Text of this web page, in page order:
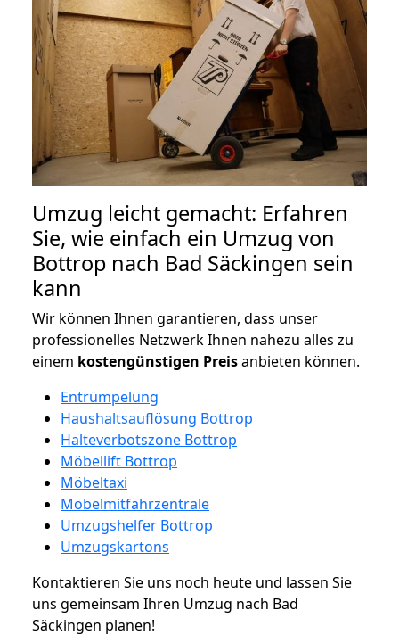
Umzug leicht gemacht: Erfahren
Sie, wie einfach ein Umzug von
Bottrop nach Bad Säckingen sein
kann
Wir können Ihnen garantieren, dass unser
professionelles Netzwerk Ihnen nahezu alles zu
einem kostengünstigen Preisanbieten können.
Entrümpelung
Haushaltsauflösung Bottrop
Halteverbotszone Bottrop
Möbellift Bottrop
Möbeltaxi
Möbelmitfahrzentrale
Umzugshelfer Bottrop
Umzugskartons
Kontaktieren Sie uns noch heute und lassen Sie
uns gemeinsam Ihren Umzug nach Bad
Säckingen planen!